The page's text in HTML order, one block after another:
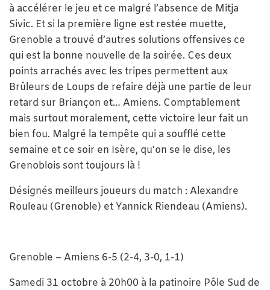
à accélérer le jeu et ce malgré l’absence de Mitja
Sivic. Et si la première ligne est restée muette,
Grenoble a trouvé d’autres solutions offensives ce
qui est la bonne nouvelle de la soirée. Ces deux
points arrachés avec les tripes permettent aux
Brûleurs de Loups de refaire déjà une partie de leur
retard sur Briançon et… Amiens. Comptablement
mais surtout moralement, cette victoire leur fait un
bien fou. Malgré la tempête qui a soufflé cette
semaine et ce soir en Isère, qu’on se le dise, les
Grenoblois sont toujours là !
Désignés meilleurs joueurs du match : Alexandre
Rouleau (Grenoble) et Yannick Riendeau (Amiens).
Grenoble – Amiens 6-5 (2-4, 3-0, 1-1)
Samedi 31 octobre à 20h00 à la patinoire Pôle Sud de